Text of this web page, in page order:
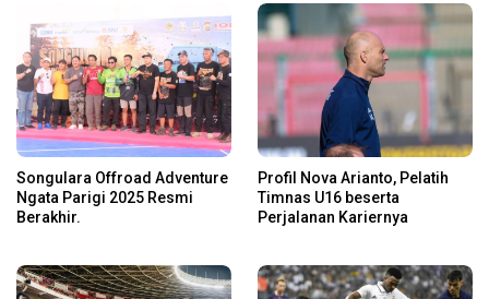
Songulara Offroad Adventure
Ngata Parigi 2025 Resmi
Berakhir.
Profil Nova Arianto, Pelatih
Timnas U16 beserta
Perjalanan Kariernya